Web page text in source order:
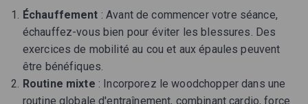
Échauffement : Avant de commencer votre séance,
échauffez-vous bien pour éviter les blessures. Des
exercices de mobilité au cou et aux épaules peuvent
être bénéfiques.
Routine mixte : Incorporez le woodchopper dans une
routine globale d'entraînement, combinant cardio, force